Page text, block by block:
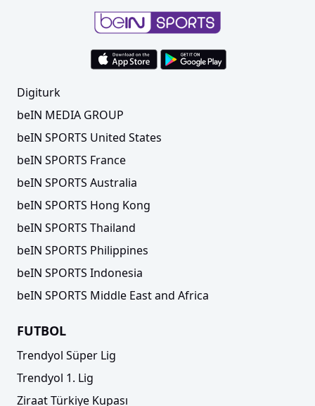
Digiturk
beIN MEDIA GROUP
beIN SPORTS United States
beIN SPORTS France
beIN SPORTS Australia
beIN SPORTS Hong Kong
beIN SPORTS Thailand
beIN SPORTS Philippines
beIN SPORTS Indonesia
beIN SPORTS Middle East and Africa
FUTBOL
Trendyol Süper Lig
Trendyol 1. Lig
Ziraat Türkiye Kupası